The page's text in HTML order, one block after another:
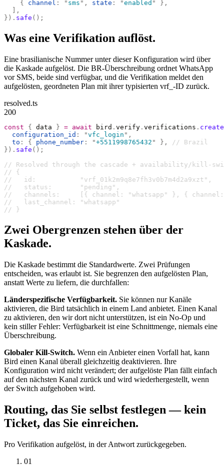
    {
channel : " sms " , state : "enabled "
},
  ],
}). safe ();
Was eine Verifikation auflöst.
Eine brasilianische Nummer unter dieser Konfiguration wird über
die Kaskade aufgelöst. Die BR-Überschreibung ordnet WhatsApp
vor SMS, beide sind verfügbar, und die Verifikation meldet den
aufgelösten, geordneten Plan mit ihrer typisierten vrf_-ID zurück.
resolved.ts
200
const { data } = await bird . verify . verifications . create
  configuration_id
: "vfc_login " ,
  to
: { phone_number : "+5511998765432 " },
// Brazil
}). safe ();
// Resolved through the cascade + availability/kill-
// {
//   id:           "vrf_01k2m9q8e7fh3v0b7m4d2a9xzt",
//   status:       "pending",
//   channels:     [{ channel: "whatsapp" }, {
//   last_channel: "whatsapp"
// }
Zwei Obergrenzen stehen über der
Kaskade.
Die Kaskade bestimmt die Standardwerte. Zwei Prüfungen
entscheiden, was erlaubt ist. Sie begrenzen den aufgelösten Plan,
anstatt Werte zu liefern, die durchfallen:
Länderspezifische Verfügbarkeit. Sie können nur Kanäle
aktivieren, die Bird tatsächlich in einem Land anbietet. Einen Kanal
zu aktivieren, den wir dort nicht unterstützen, ist ein No-Op und
kein stiller Fehler: Verfügbarkeit ist eine Schnittmenge, niemals eine
Überschreibung.
Globaler Kill-Switch. Wenn ein Anbieter einen Vorfall hat, kann
Bird einen Kanal überall gleichzeitig deaktivieren. Ihre
Konfiguration wird nicht verändert; der aufgelöste Plan fällt einfach
auf den nächsten Kanal zurück und wird wiederhergestellt, wenn
der Switch aufgehoben wird.
Routing, das Sie selbst festlegen — kein
Ticket, das Sie einreichen.
Pro Verifikation aufgelöst, in der Antwort zurückgegeben.
01